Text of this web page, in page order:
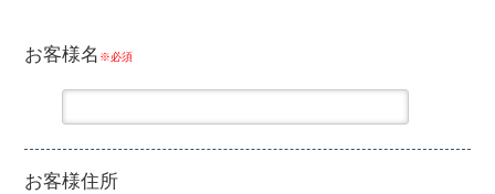
お客様名 ※必須
お客様住所